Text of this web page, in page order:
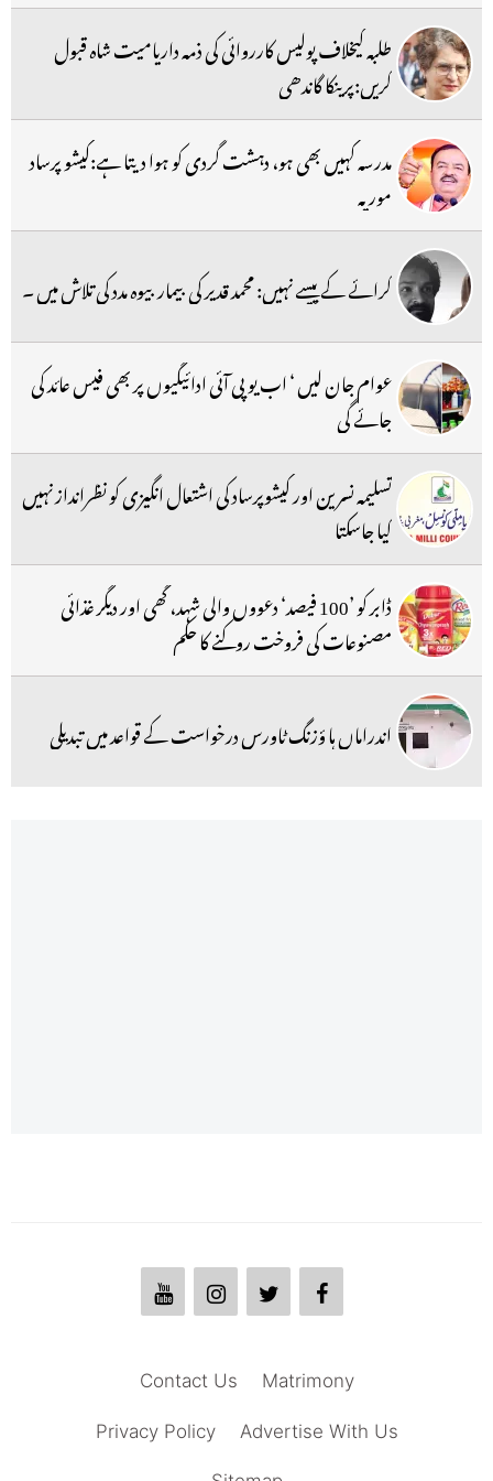
طلبہ کیخلاف پولیس کارروائی کی ذمہ داریامیت شاہ قبول
کریں:پرینکا گاندھی
مدرسہ کہیں بھی ہو، دہشت گردی کو ہوا دیتا ہے:کیشو پرساد
موریہ
کرائے کے پیسے نہیں: محمد قدیر کی بیمار بیوہ مدد کی تلاش میں ۔
عوام جان لیں ‘ اب یو پی آئی ادائیگیوں پر بھی فیس عائد کی
جائے گی
تسلیمہ نسرین اور کیشوپرساد کی اشتعال انگیزی کو نظرانداز نہیں
کیا جاسکتا
ڈابر کو ’100 فیصد‘ دعووں والی شہد، گھی اور دیگر غذائی
مصنوعات کی فروخت روکنے کا حکم
اندراماں ہا ؤزنگ ٹاورس درخواست کے قواعد میں تبدیلی
Matrimony
Contact Us
Advertise With Us
Privacy Policy